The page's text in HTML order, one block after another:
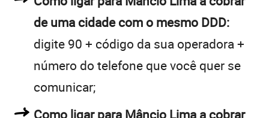
de uma cidade com o mesmo DDD:
digite 90 + código da sua operadora +
número do telefone que você quer se
comunicar;
Como ligar para Mâncio Lima a cobrar